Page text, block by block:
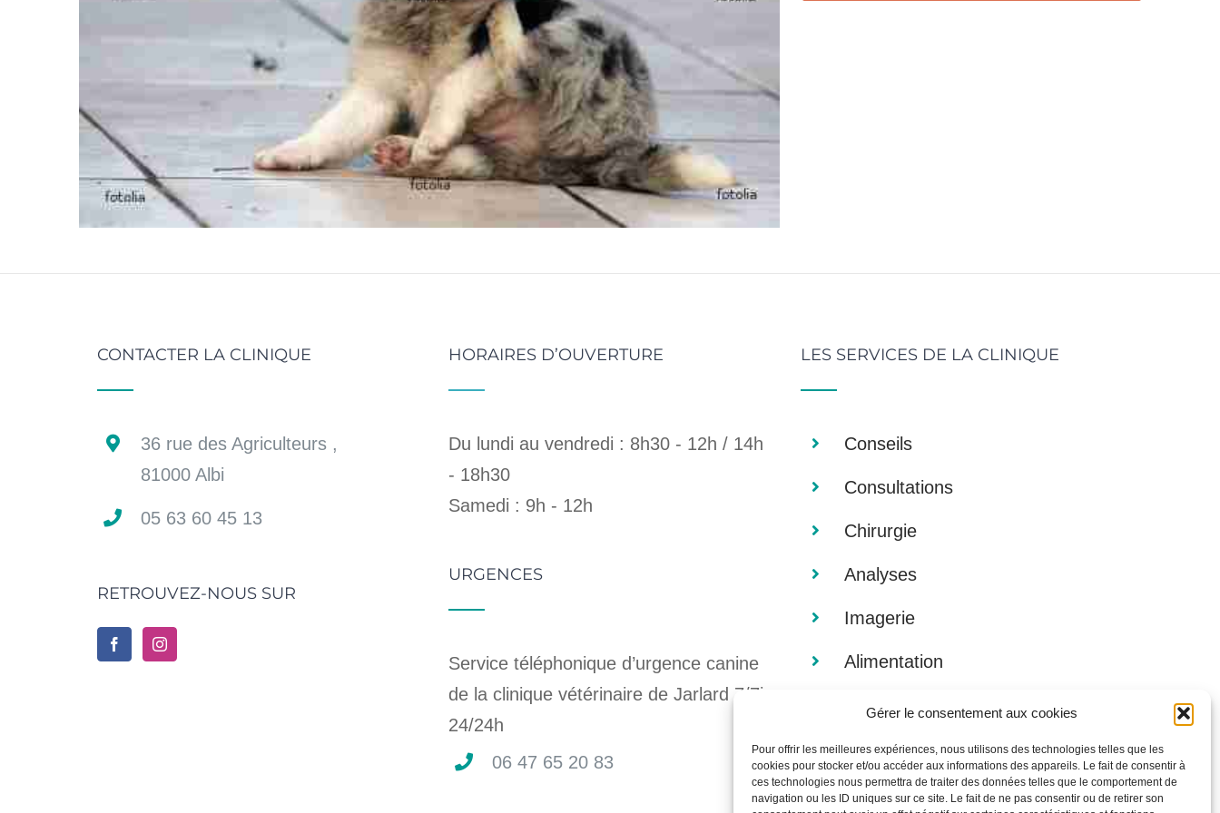
Gérer le consentement aux cookies
Pour offrir les meilleures expériences, nous utilisons des technologies telles que les
cookies pour stocker et/ou accéder aux informations des appareils. Le fait de consentir à
ces technologies nous permettra de traiter des données telles que le comportement de
navigation ou les ID uniques sur ce site. Le fait de ne pas consentir ou de retirer son
CONTACTER LA CLINIQUE
36 rue des Agriculteurs ,
81000 Albi
05 63 60 45 13
RETROUVEZ-NOUS SUR
HORAIRES D’OUVERTURE
Du lundi au vendredi : 8h30 - 12h / 14h
- 18h30
Samedi : 9h - 12h
URGENCES
Service téléphonique d’urgence canine
de la clinique vétérinaire de Jarlard 7/7j,
24/24h
06 47 65 20 83
LES SERVICES DE LA CLINIQUE
Conseils
Consultations
Chirurgie
Analyses
Imagerie
Alimentation